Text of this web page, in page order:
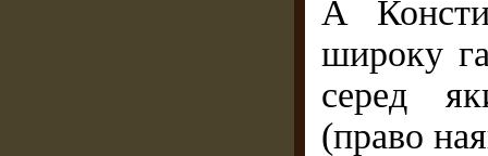
А
широку
серед
(право